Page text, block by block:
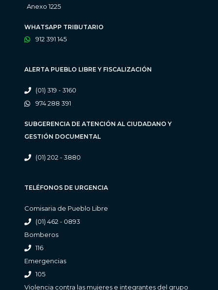
Anexo 1225
WHATSAPP TRIBUTARIO
912 391 145
ALERTA PUEBLO LIBRE Y FISCALIZACIÓN
(01) 319 - 3160
974 288 391
SUBGERENCIA DE ATENCIÓN AL CIUDADANO Y
GESTIÓN DOCUMENTAL
(01) 202 - 3880
TELÉFONOS DE URGENCIA
Comisaria de Pueblo Libre
(01) 462 - 0893
Bomberos
116
Emergencias
105
Violencia contra las mujeres e integrantes del grupo